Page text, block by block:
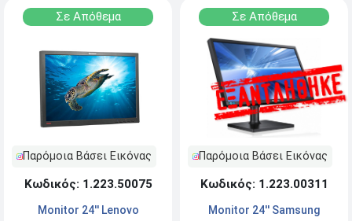
Σε Απόθεμα
Παρόμοια Βάσει Εικόνας
Κωδικός: 1.223.50075
Monitor 24'' Lenovo
Σε Απόθεμα
Παρόμοια Βάσει Εικόνας
Κωδικός: 1.223.00311
Monitor 24'' Samsung